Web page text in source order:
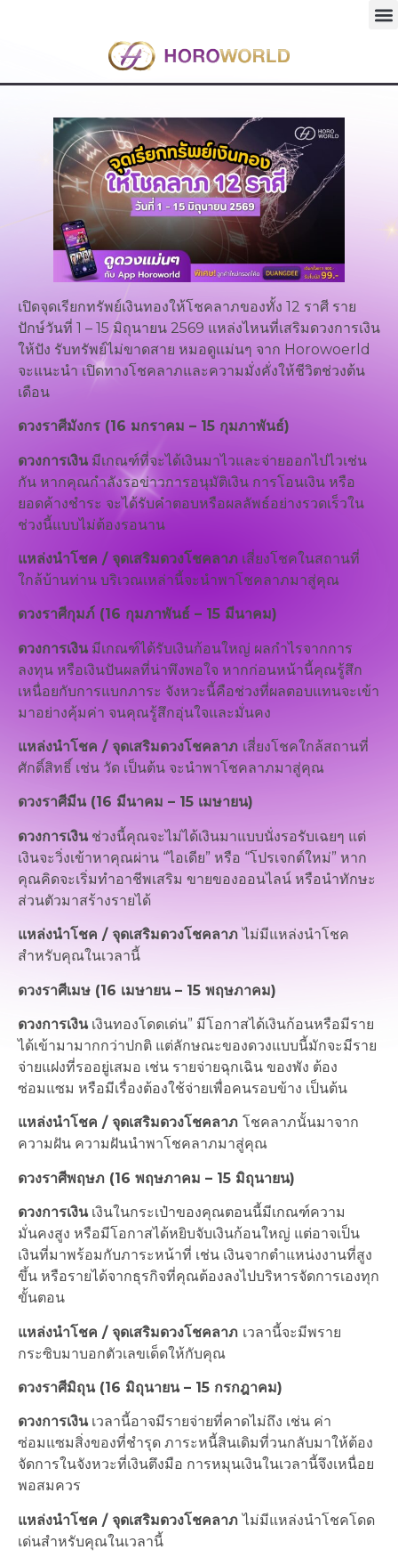
เปิดจุดเรียกทรัพย์เงินทองให้โชคลาภของทั้ง 12 ราศี ราย
ปักษ์วันที่ 1 – 15 มิถุนายน 2569 แหล่งไหนที่เสริมดวงการเงิน
ให้ปัง รับทรัพย์ไม่ขาดสาย หมอดูแม่นๆ จาก Horowoerld
จะแนะนำ เปิดทางโชคลาภและความมั่งคั่งให้ชีวิตช่วงต้น
เดือน
ดวงราศีมังกร (16 มกราคม – 15 กุมภาพันธ์)
ดวงการเงิน มีเกณฑ์ที่จะได้เงินมาไวและจ่ายออกไปไวเช่น
กัน หากคุณกำลังรอข่าวการอนุมัติเงิน การโอนเงิน หรือ
ยอดค้างชำระ จะได้รับคำตอบหรือผลลัพธ์อย่างรวดเร็วใน
ช่วงนี้แบบไม่ต้องรอนาน
แหล่งนำโชค / จุดเสริมดวงโชคลาภ เสี่ยงโชคในสถานที่
ใกล้บ้านท่าน บริเวณเหล่านี้จะนำพาโชคลาภมาสู่คุณ
ดวงราศีกุมภ์ (16 กุมภาพันธ์ – 15 มีนาคม)
ดวงการเงิน มีเกณฑ์ได้รับเงินก้อนใหญ่ ผลกำไรจากการ
ลงทุน หรือเงินปันผลที่น่าพึงพอใจ หากก่อนหน้านี้คุณรู้สึก
เหนื่อยกับการแบกภาระ จังหวะนี้คือช่วงที่ผลตอบแทนจะเข้า
มาอย่างคุ้มค่า จนคุณรู้สึกอุ่นใจและมั่นคง
แหล่งนำโชค / จุดเสริมดวงโชคลาภ เสี่ยงโชคใกล้สถานที่
ศักดิ์สิทธิ์ เช่น วัด เป็นต้น จะนำพาโชคลาภมาสู่คุณ
ดวงราศีมีน (16 มีนาคม – 15 เมษายน)
ดวงการเงินช่วงนี้คุณจะไม่ได้เงินมาแบบนั่งรอรับเฉยๆ แต่
เงินจะวิ่งเข้าหาคุณผ่าน “ไอเดีย” หรือ “โปรเจกต์ใหม่” หาก
คุณคิดจะเริ่มทำอาชีพเสริม ขายของออนไลน์ หรือนำทักษะ
ส่วนตัวมาสร้างรายได้
แหล่งนำโชค / จุดเสริมดวงโชคลาภไม่มีแหล่งนำโชค
สำหรับคุณในเวลานี้
ดวงราศีเมษ (16 เมษายน – 15 พฤษภาคม)
ดวงการเงินเงินทองโดดเด่น” มีโอกาสได้เงินก้อนหรือมีราย
ได้เข้ามามากกว่าปกติ แต่ลักษณะของดวงแบบนี้มักจะมีราย
จ่ายแฝงที่รออยู่เสมอ เช่น รายจ่ายฉุกเฉิน ของพัง ต้อง
ซ่อมแซม หรือมีเรื่องต้องใช้จ่ายเพื่อคนรอบข้าง เป็นต้น
แหล่งนำโชค / จุดเสริมดวงโชคลาภ โชคลาภนั้นมาจาก
ความฝัน ความฝันนำพาโชคลาภมาสู่คุณ
ดวงราศีพฤษภ (16 พฤษภาคม – 15 มิถุนายน)
ดวงการเงินเงินในกระเป๋าของคุณตอนนี้มีเกณฑ์ความ
มั่นคงสูง หรือมีโอกาสได้หยิบจับเงินก้อนใหญ่ แต่อาจเป็น
เงินที่มาพร้อมกับภาระหน้าที่ เช่น เงินจากตำแหน่งงานที่สูง
ขึ้น หรือรายได้จากธุรกิจที่คุณต้องลงไปบริหารจัดการเองทุก
ขั้นตอน
แหล่งนำโชค / จุดเสริมดวงโชคลาภ เวลานี้จะมีพราย
กระซิบมาบอกตัวเลขเด็ดให้กับคุณ
ดวงราศีมิถุน (16 มิถุนายน – 15 กรกฎาคม)
ดวงการเงินเวลานี้อาจมีรายจ่ายที่คาดไม่ถึง เช่น ค่า
ซ่อมแซมสิ่งของที่ชำรุด ภาระหนี้สินเดิมที่วนกลับมาให้ต้อง
จัดการในจังหวะที่เงินตึงมือ การหมุนเงินในเวลานี้จึงเหนื่อย
พอสมควร
แหล่งนำโชค / จุดเสริมดวงโชคลาภไม่มีแหล่งนำโชคโดด
เด่นสำหรับคุณในเวลานี้